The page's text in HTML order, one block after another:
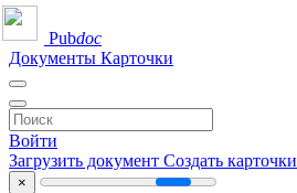
Pubdoc
Документы Карточки
Войти
Загрузить документ Создать карточки
×